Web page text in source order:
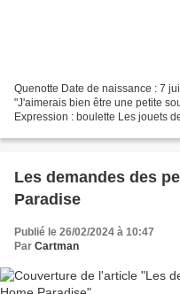
Quenotte Date de naissance : 7
"J'aimerais bien être une petite
Expression : boulette Les jouets
Les demandes des
Paradise
Publié le 26/02/2024 à 10:47
Par Cartman